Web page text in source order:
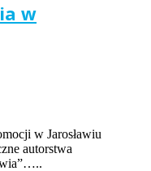
w
w Jarosławiu
autorstwa